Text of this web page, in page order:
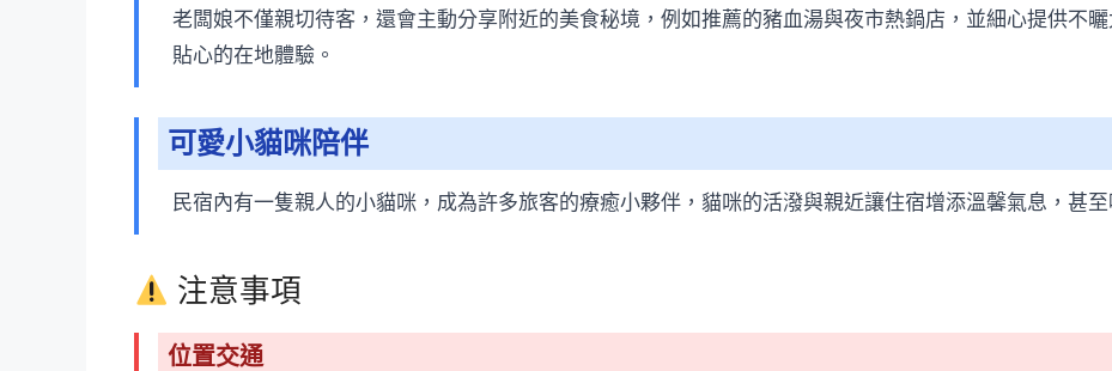
老闆娘不僅親切待客，還會主動分享附近的美食秘境，例如推薦的豬血湯與夜市熱鍋店，並細心提供不
貼心的在地體驗。
可愛小貓咪陪伴
民宿內有一隻親人的小貓咪，成為許多旅客的療癒小夥伴，貓咪的活潑與親近讓住宿增添溫馨氣息，甚
注意事項
位置交通